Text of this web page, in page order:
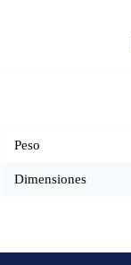
Peso
Dimensiones